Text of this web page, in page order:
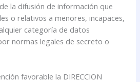
la difusión de información que
o relativos a menores, incapaces,
categoría de datos
normas legales de secreto o
favorable la DIRECCION